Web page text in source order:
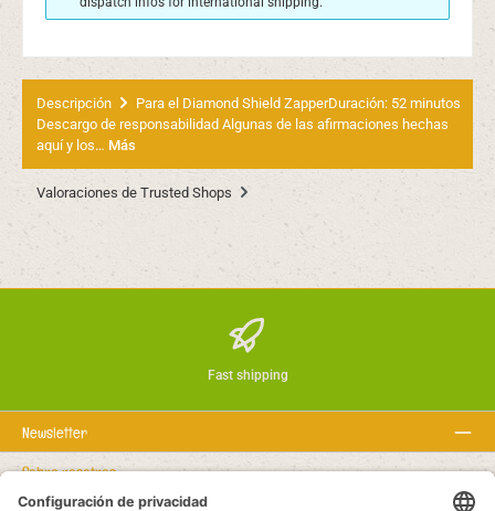
Descripción
Para el Diamond Shield ZapperDuración: 52 minutos
Descargo de responsabilidad Algunas de las afirmaciones hechas
aquí y los… Más
Valoraciones de Trusted Shops
Fast shipping
Newsletter
Sobre nosotros